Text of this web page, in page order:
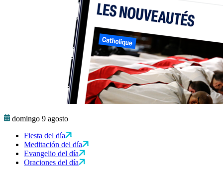
domingo 9 agosto
Fiesta del día
Meditación del día
Evangelio del día
Oraciones del día